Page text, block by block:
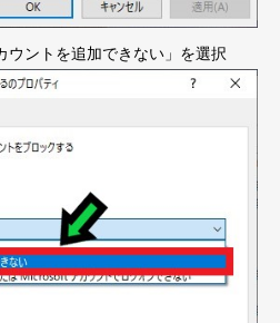
ントを追加できない」を選択